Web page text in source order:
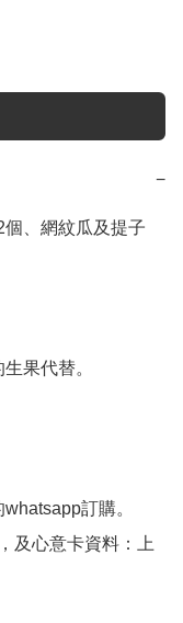
−
、網紋瓜及提子
果代替。
訂購。
及心意卡資料：上